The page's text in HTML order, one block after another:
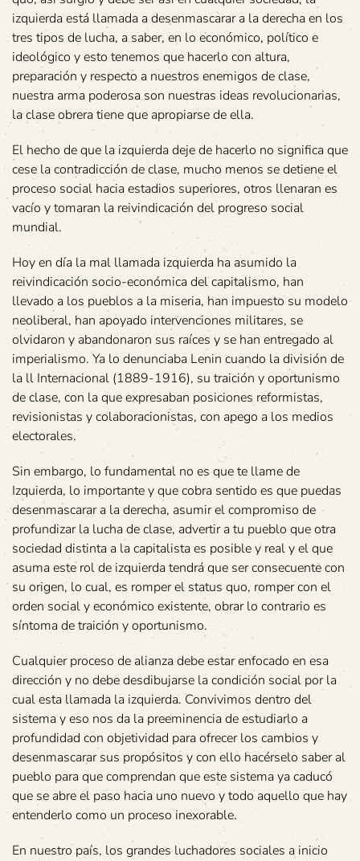
izquierda está llamada a desenmascarar a la derecha en los
tres tipos de lucha, a saber, en lo económico, político e
ideológico y esto tenemos que hacerlo con altura,
preparación y respecto a nuestros enemigos de clase,
nuestra arma poderosa son nuestras ideas revolucionarias,
la clase obrera tiene que apropiarse de ella.
El hecho de que la izquierda deje de hacerlo no significa que
cese la contradicción de clase, mucho menos se detiene el
proceso social hacia estadios superiores, otros llenaran es
vacío y tomaran la reivindicación del progreso social
mundial.
Hoy en día la mal llamada izquierda ha asumido la
reivindicación socio-económica del capitalismo, han
llevado a los pueblos a la miseria, han impuesto su modelo
neoliberal, han apoyado intervenciones militares, se
olvidaron y abandonaron sus raíces y se han entregado al
imperialismo. Ya lo denunciaba Lenin cuando la división de
la ll Internacional (1889-1916), su traición y oportunismo
de clase, con la que expresaban posiciones reformistas,
revisionistas y colaboracionistas, con apego a los medios
electorales.
Sin embargo, lo fundamental no es que te llame de
Izquierda, lo importante y que cobra sentido es que puedas
desenmascarar a la derecha, asumir el compromiso de
profundizar la lucha de clase, advertir a tu pueblo que otra
sociedad distinta a la capitalista es posible y real y el que
asuma este rol de izquierda tendrá que ser consecuente con
su origen, lo cual, es romper el status quo, romper con el
orden social y económico existente, obrar lo contrario es
síntoma de traición y oportunismo.
Cualquier proceso de alianza debe estar enfocado en esa
dirección y no debe desdibujarse la condición social por la
cual esta llamada la izquierda. Convivimos dentro del
sistema y eso nos da la preeminencia de estudiarlo a
profundidad con objetividad para ofrecer los cambios y
desenmascarar sus propósitos y con ello hacérselo saber al
pueblo para que comprendan que este sistema ya caducó
que se abre el paso hacia uno nuevo y todo aquello que hay
entenderlo como un proceso inexorable.
En nuestro país, los grandes luchadores sociales a inicio